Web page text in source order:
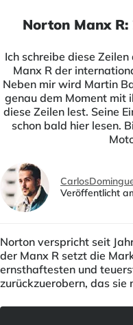
Norton Manx R:
Ich schreibe diese
Manx R der
Neben mir wird Martin
genau dem Moment mit
diese Zeilen lest. Seine
schon bald hier lesen.
Veröffentlicht
Norton verspricht seit
der Manx R setzt die
ernsthaftesten und
zurückzuerobern, das sie